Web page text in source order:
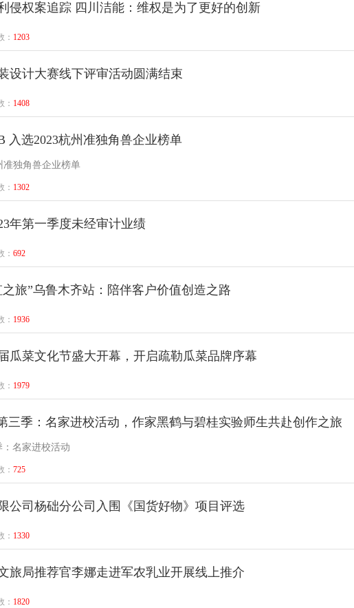
侵权案追踪 四川洁能：维权是为了更好的创新
： 1203
设计大赛线下评审活动圆满结束
： 1408
入选2023杭州准独角兽企业榜单
准独角兽企业榜单
： 1302
年第一季度未经审计业绩
： 692
之旅”乌鲁木齐站：陪伴客户价值创造之路
： 1936
瓜菜文化节盛大开幕，开启疏勒瓜菜品牌序幕
： 1979
三季：名家进校活动，作家黑鹤与碧桂实验师生共赴创作之旅
：名家进校活动
： 725
公司杨础分公司入围《国货好物》项目评选
： 1330
旅局推荐官李娜走进军农乳业开展线上推介
： 1820